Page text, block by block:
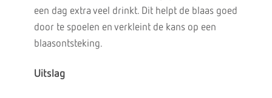
een dag extra veel drinkt. Dit helpt de blaas goed
door te spoelen en verkleint de kans op een
blaasontsteking.
Uitslag